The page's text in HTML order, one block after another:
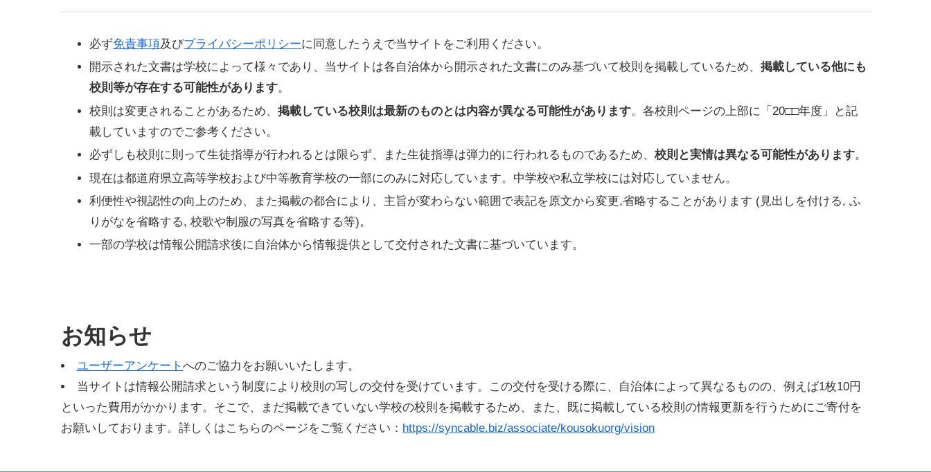
必ず免責事項及びプライバシーポリシーに同意したうえで当サイトをご利用ください。
開示された文書は学校によって様々であり、当サイトは各自治体から開示された文書にのみ基づいて校則を掲載しているため、掲載している他にも
校則等が存在する可能性があります。
校則は変更されることがあるため、掲載している校則は最新のものとは内容が異なる可能性があります。各校則ページの上部に「20□□年度」と記
載していますのでご参考ください。
必ずしも校則に則って生徒指導が行われるとは限らず、また生徒指導は弾力的に行われるものであるため、校則と実情は異なる可能性があります。
現在は都道府県立高等学校および中等教育学校の一部にのみに対応しています。中学校や私立学校には対応していません。
利便性や視認性の向上のため、また掲載の都合により、主旨が変わらない範囲で表記を原文から変更,省略することがあります (見出しを付ける, ふ
りがなを省略する, 校歌や制服の写真を省略する等)。
一部の学校は情報公開請求後に自治体から情報提供として交付された文書に基づいています。
お知らせ
ユーザーアンケート へのご協力をお願いいたします。
当サイトは情報公開請求という制度により校則の写しの交付を受けています。この交付を受ける際に、自治体によって異なるものの、例えば1枚10円
といった費用がかかります。そこで、まだ掲載できていない学校の校則を掲載するため、また、既に掲載している校則の情報更新を行うためにご寄付を
お願いしております。詳しくはこちらのページをご覧ください： https://syncable.biz/associate/kousokuorg/vision